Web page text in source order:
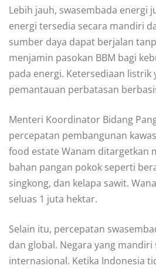
Lebih jauh, swasembada energi
energi tersedia secara mandiri
sumber daya dapat berjalan
menjamin pasokan BBM bagi
pada energi. Ketersediaan
pemantauan perbatasan
Menteri Koordinator Bidang
percepatan pembangunan
food estate Wanam ditargetkan
bahan pangan pokok seperti
singkong, dan kelapa sawit.
seluas 1 juta hektar.
Selain itu, percepatan
dan global. Negara yang
internasional. Ketika Indonesia